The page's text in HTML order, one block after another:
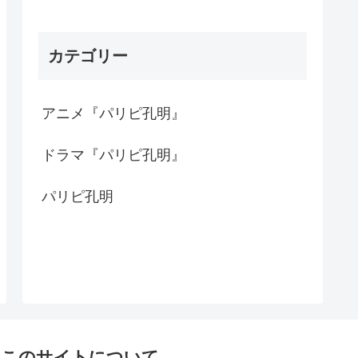
カテゴリー
アニメ『パリピ孔明』
ドラマ『パリピ孔明』
パリピ孔明